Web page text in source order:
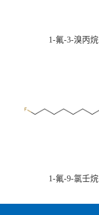
1-氟-3-溴丙烷
1-氟-9-氯壬烷